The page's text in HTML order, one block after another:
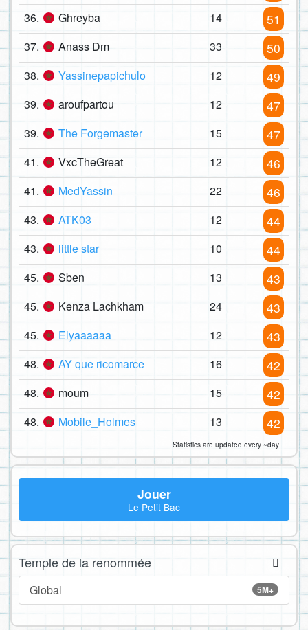
36. Ghreyba 14 51
37. Anass Dm 33 50
38. Yassinepapichulo 12 49
39. aroufpartou 12 47
39. The Forgemaster 15 47
41. VxcTheGreat 12 46
41. MedYassin 22 46
43. ATK03 12 44
43. little star 10 44
45. Sben 13 43
45. Kenza Lachkham 24 43
45. Elyaaaaaa 12 43
48. AY que ricomarce 16 42
48. moum 15 42
48. Mobile_Holmes 13 42
Statistics are updated every ~day
Jouer
Le Petit Bac
Temple de la renommée
5M+
Global